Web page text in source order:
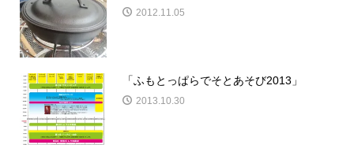
2012.11.05
「ふもとっぱらでそとあそび2013」
2013.10.30